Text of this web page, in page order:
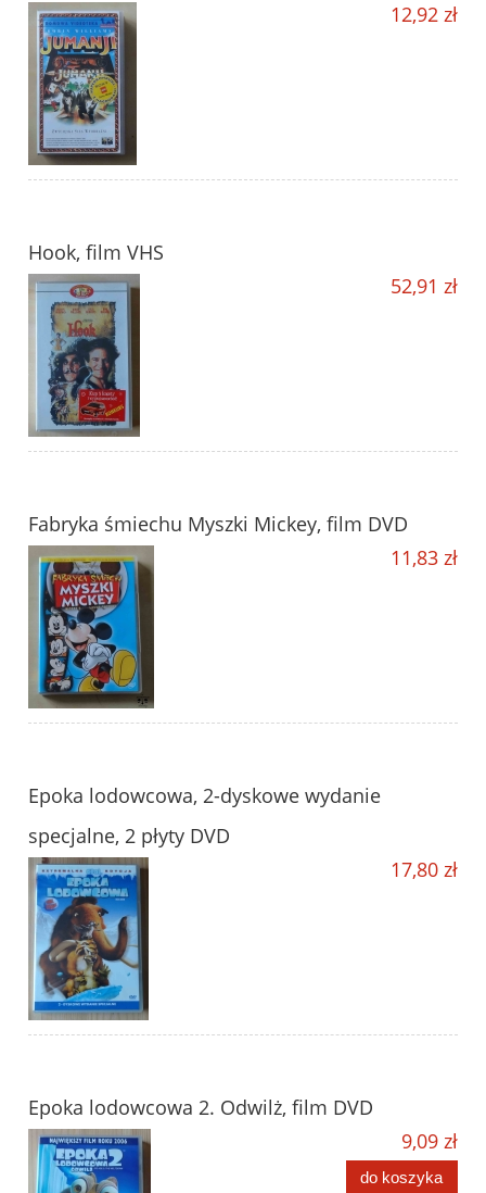
12,92 zł
Hook, film VHS
52,91 zł
Fabryka śmiechu Myszki Mickey, film DVD
11,83 zł
Epoka lodowcowa, 2-dyskowe wydanie
specjalne, 2 płyty DVD
17,80 zł
Epoka lodowcowa 2. Odwilż, film DVD
9,09 zł
do koszyka